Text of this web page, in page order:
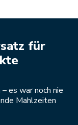
für
es war noch nie
Mahlzeiten